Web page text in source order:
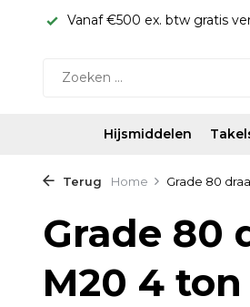
Vanaf €500 ex. btw gratis
Hijsmiddelen
Terug Home Grade 80
Grade 80
M20 4 ton